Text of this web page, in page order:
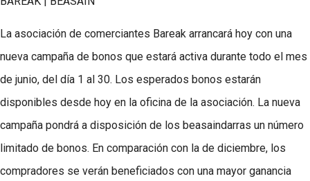
La asociación de comerciantes Bareak arrancará hoy con una
nueva campaña de bonos que estará activa durante todo el mes
de junio, del día 1 al 30. Los esperados bonos estarán
disponibles desde hoy en la oficina de la asociación. La nueva
campaña pondrá a disposición de los beasaindarras un número
limitado de bonos. En comparación con la de diciembre, los
compradores se verán beneficiados con una mayor ganancia